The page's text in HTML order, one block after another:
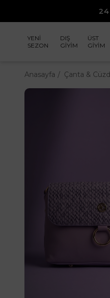
YENİ
SEZON
DIŞ
GİYİM
ÜST
GİYİM
Anasayfa Çanta &